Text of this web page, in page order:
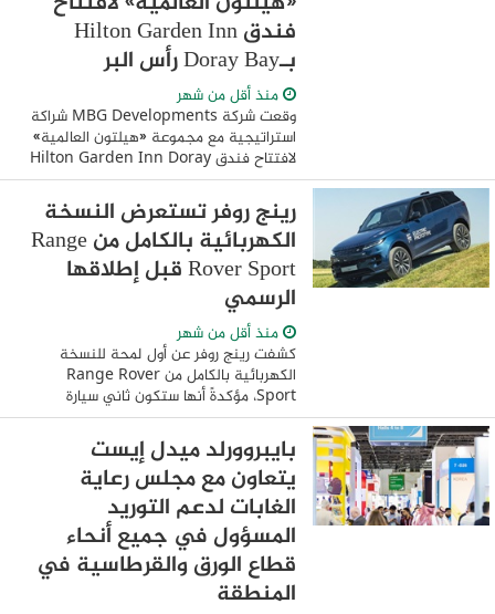
فندق Hilton Garden Inn
بـDoray Bay رأس البر
منذ أقل من شهر
وقعت شركة MBG Developments شراكة
استراتيجية مع مجموعة «هيلتون العالمية»
لافتتاح فندق Hilton Garden Inn Doray
Bay Ras El Barr بمشروع (Doray Bay)
بمنطقة رأس البر الذي تتولى الشركة تطويره
بنظام الشراكة ...
رينج روفر تستعرض النسخة
الكهربائية بالكامل من Range
Rover Sport قبل إطلاقها
الرسمي
منذ أقل من شهر
كشفت رينج روفر عن أول لمحة للنسخة
الكهربائية بالكامل من Range Rover
Sport، مؤكدةً أنها ستكون ثاني سيارة
كهربائية بالكامل ضمن علامتها التجارية بعد
Range Rover Electric المرتقبة. • سجلت
Range Rover ...
بايبروورلد ميدل إيست
يتعاون مع مجلس رعاية
الغابات لدعم التوريد
المسؤول في جميع أنحاء
قطاع الورق والقرطاسية في
المنطقة